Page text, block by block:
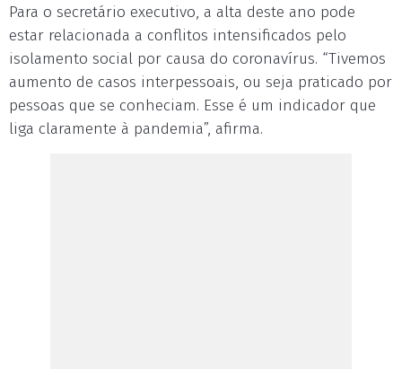
Para o secretário executivo, a alta deste ano pode
estar relacionada a conflitos intensificados pelo
isolamento social por causa do coronavírus. “Tivemos
aumento de casos interpessoais, ou seja praticado por
pessoas que se conheciam. Esse é um indicador que
liga claramente à pandemia”, afirma.